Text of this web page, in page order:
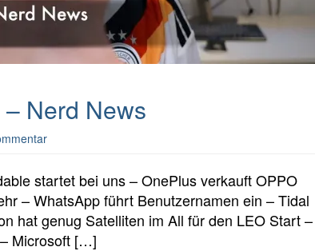
Nerd News
startet bei uns – OnePlus verkauft OPPO
– WhatsApp führt Benutzernamen ein – Tidal
hat genug Satelliten im All für den LEO Start –
Microsoft […]